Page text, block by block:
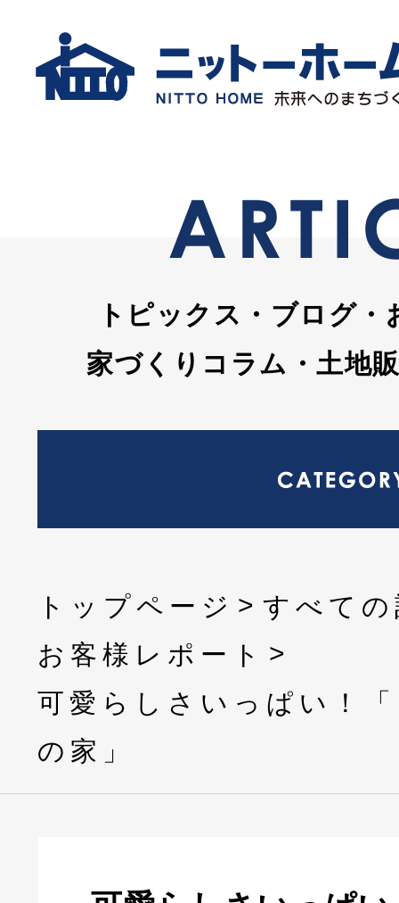
トピックス・ブログ・
家づくりコラム・土地
トップページ
すべて
お客様レポート
可愛らしさいっぱい！
の家」